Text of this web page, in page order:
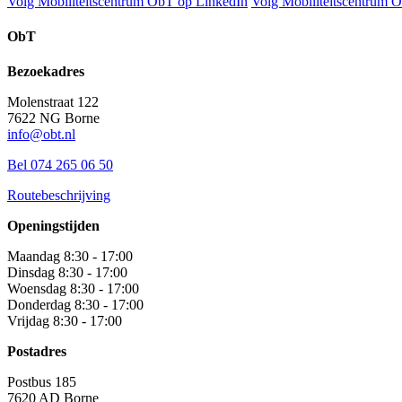
ObT
Bezoekadres
Molenstraat 122
7622 NG Borne
info@obt.nl
Bel 074 265 06 50
Routebeschrijving
Openingstijden
Maandag 8:30 - 17:00
Dinsdag 8:30 - 17:00
Woensdag 8:30 - 17:00
Donderdag 8:30 - 17:00
Vrijdag 8:30 - 17:00
Postadres
Postbus 185
7620 AD Borne